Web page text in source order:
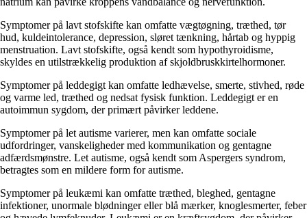
Symptomer på lavt stofskifte kan omfatte vægtøgning, træthed, tør
hud, kuldeintolerance, depression, sløret tænkning, hårtab og hyppig
menstruation. Lavt stofskifte, også kendt som hypothyroidisme,
skyldes en utilstrækkelig produktion af skjoldbruskkirtelhormoner.
Symptomer på leddegigt kan omfatte ledhævelse, smerte, stivhed, røde
og varme led, træthed og nedsat fysisk funktion. Leddegigt er en
autoimmun sygdom, der primært påvirker leddene.
Symptomer på let autisme varierer, men kan omfatte sociale
udfordringer, vanskeligheder med kommunikation og gentagne
adfærdsmønstre. Let autisme, også kendt som Aspergers syndrom,
betragtes som en mildere form for autisme.
Symptomer på leukæmi kan omfatte træthed, bleghed, gentagne
infektioner, unormale blødninger eller blå mærker, knoglesmerter, feber